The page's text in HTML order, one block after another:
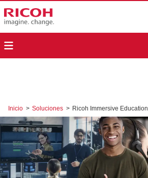
Inicio > Soluciones > Ricoh Immersive Education